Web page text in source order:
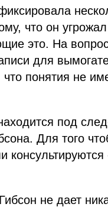
что он
это. На
для
понятия не
под
Для того
не дает